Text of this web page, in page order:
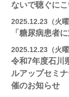
ないで聴ぐに
2025.12.23（火曜
「糖尿病患者
2025.12.23（火曜
令和7年度石川
ルアップセミ
催のお知らせ